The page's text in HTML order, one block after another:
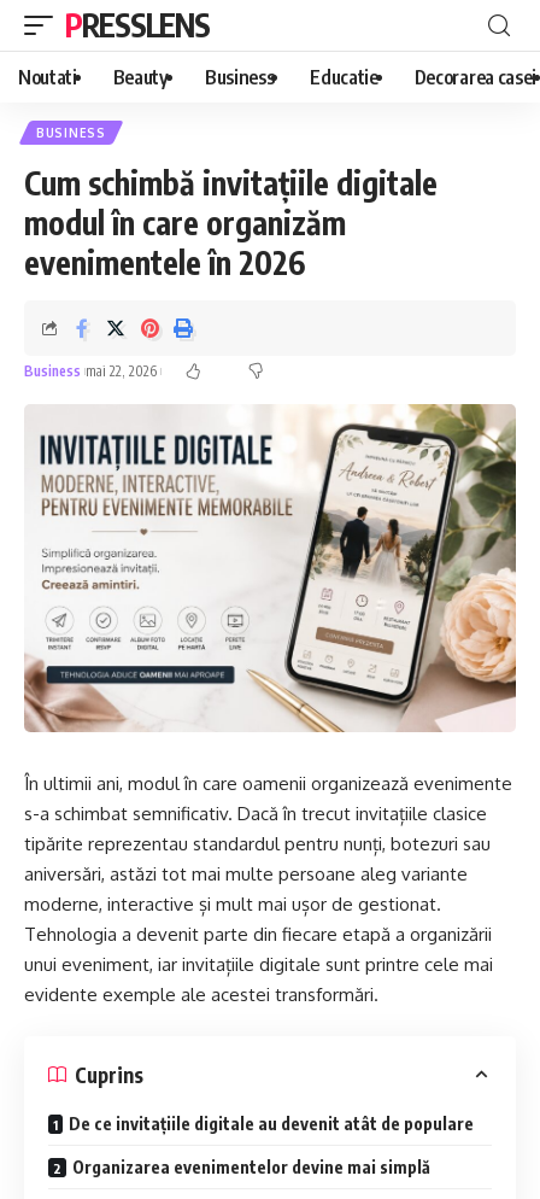
PRESSLENS
Noutati Beauty Business Educatie Decorarea casei
BUSINESS
Cum schimbă invitațiile digitale
modul în care organizăm
evenimentele în 2026
Business mai 22, 2026
În ultimii ani, modul în care oamenii organizează evenimente
s-a schimbat semnificativ. Dacă în trecut invitațiile clasice
tipărite reprezentau standardul pentru nunți, botezuri sau
aniversări, astăzi tot mai multe persoane aleg variante
moderne, interactive și mult mai ușor de gestionat.
Tehnologia a devenit parte din fiecare etapă a organizării
unui eveniment, iar invitațiile digitale sunt printre cele mai
evidente exemple ale acestei transformări.
Cuprins
De ce invitațiile digitale au devenit atât de populare
Organizarea evenimentelor devine mai simplă